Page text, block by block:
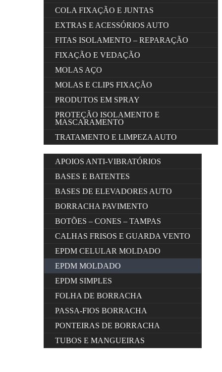
COLA FIXAÇÃO E JUNTAS
EXTRAS E ACESSÓRIOS AUTO
FITAS ISOLAMENTO – REPARAÇÃO
FIXAÇÃO E VEDAÇÃO
MOLAS AÇO
MOLAS E CLIPS FIXAÇÃO
PRODUTOS EM SPRAY
PROTEÇÃO ISOLAMENTO E
MASCARAMENTO
TRATAMENTO E LIMPEZA AUTO
APOIOS ANTI-VIBRATÓRIOS
BASES E BATENTES
BASES DE ELEVADORES AUTO
BORRACHA PAVIMENTO
BOTÕES – CONES – TAMPAS
CALHAS FRISOS E GUARDA VENTO
EPDM CELULAR MOLDADO
EPDM MOLDADO
EPDM SIMPLES
FOLHA DE BORRACHA
PASSA-FIOS BORRACHA
PONTEIRAS DE BORRACHA
TUBOS E MANGUEIRAS